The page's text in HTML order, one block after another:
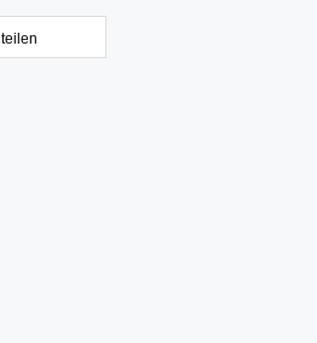
teilen